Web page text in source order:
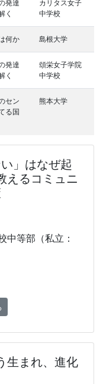
発達
く
カリタス女子
中学校
何か 島根大学
発達
く
頌栄女子学院
中学校
セン
る国
熊本大学
」はなぜ起
えるコミュニ
中等部（私立：
生まれ、進化